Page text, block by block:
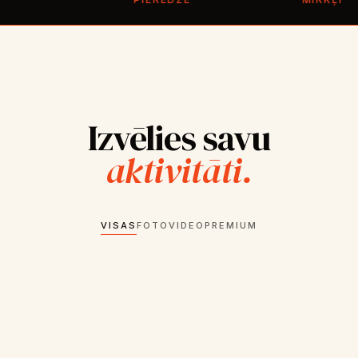
Izvēlies savu
aktivitāti.
VISASFOTO VIDEO PREMIUM